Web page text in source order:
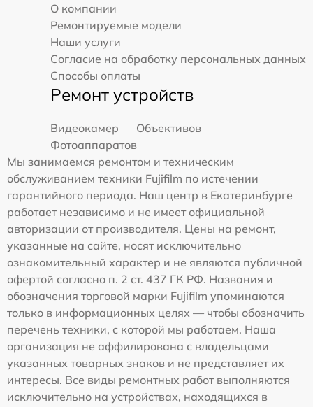
О компании
Ремонтируемые модели
Наши услуги
Согласие на обработку персональных данных
Способы оплаты
Ремонт устройств
Видеокамер
Объективов
Фотоаппаратов
Мы занимаемся ремонтом и техническим
обслуживанием техники Fujifilm по истечении
гарантийного периода. Наш центр в Екатеринбурге
работает независимо и не имеет официальной
авторизации от производителя. Цены на ремонт,
указанные на сайте, носят исключительно
ознакомительный характер и не являются публичной
офертой согласно п. 2 ст. 437 ГК РФ. Названия и
обозначения торговой марки Fujifilm упоминаются
только в информационных целях — чтобы обозначить
перечень техники, с которой мы работаем. Наша
организация не аффилирована с владельцами
указанных товарных знаков и не представляет их
интересы. Все виды ремонтных работ выполняются
исключительно на устройствах, находящихся в